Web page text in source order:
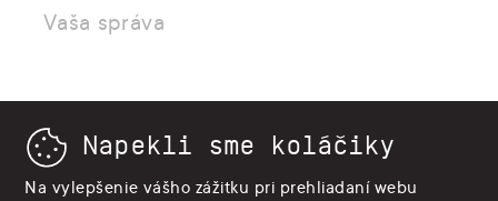
Napekli sme koláčiky
Na vylepšenie vášho zážitku pri prehliadaní webu